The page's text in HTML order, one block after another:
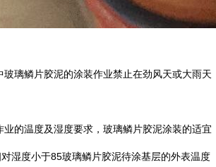
玻璃鳞片胶泥的涂装作业禁止在劲风天或大雨天
业的温度及湿度要求，玻璃鳞片胶泥涂装的适宜
湿度小于85玻璃鳞片胶泥待涂基层的外表温度